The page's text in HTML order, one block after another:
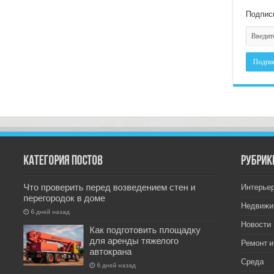
Категория постов
Что проверить перед возведением стен и
перегородок в доме
6 дней назад
Как подготовить площадку
для аренды тяжелого
автокрана
6 дней назад
Новости
Ремонт
Среда